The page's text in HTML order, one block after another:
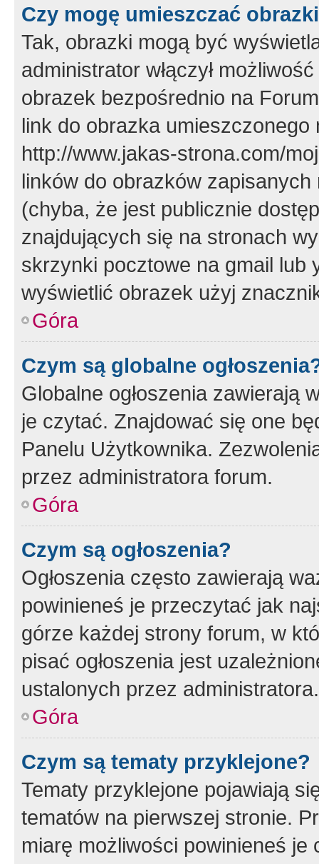
Czy mogę umieszczać
Tak, obrazki mogą być
administrator włączył
obrazek bezpośrednio na
link do obrazka
http://www.jakas-strona.com/
linków do obrazków
(chyba, że jest publicznie
znajdujących się na stronach
skrzynki pocztowe na gmail lub
wyświetlić obrazek użyj
Góra
Czym są globalne
Globalne ogłoszenia zawierają
je czytać. Znajdować się one
Panelu Użytkownika.
przez administratora forum.
Góra
Czym są ogłoszenia?
Ogłoszenia często zawierają
powinieneś je przeczytać jak
górze każdej strony forum, w
pisać ogłoszenia jest
ustalonych przez administratora.
Góra
Czym są tematy przyklejone?
Tematy przyklejone pojawiają
tematów na pierwszej stronie.
miarę możliwości powinieneś je